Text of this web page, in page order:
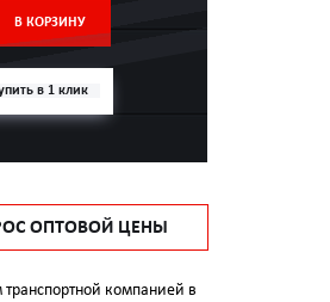
В КОРЗИНУ
в 1 клик
ОПТОВОЙ ЦЕНЫ
транспортной компанией в